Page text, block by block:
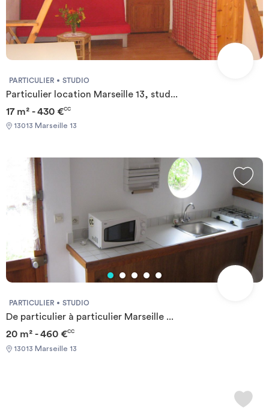
PARTICULIER STUDIO
Particulier location Marseille 13, stud...
17 m² - 430 €CC
13013 Marseille 13
PARTICULIER STUDIO
De particulier à particulier Marseille ...
20 m² - 460 €CC
13013 Marseille 13